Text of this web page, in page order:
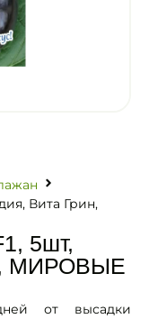
Вита Грин,
5шт,
МИРОВЫЕ
от высадки